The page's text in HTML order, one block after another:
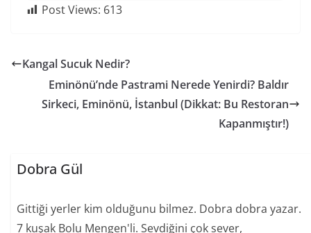
Post Views: 613
Kangal Sucuk Nedir?
Eminönü’nde Pastrami Nerede Yenirdi? Baldır
Sirkeci, Eminönü, İstanbul (Dikkat: Bu Restoran
Kapanmıştır!)
Dobra Gül
Gittiği yerler kim olduğunu bilmez. Dobra dobra yazar.
7 kuşak Bolu Mengen'li. Sevdiğini çok sever,